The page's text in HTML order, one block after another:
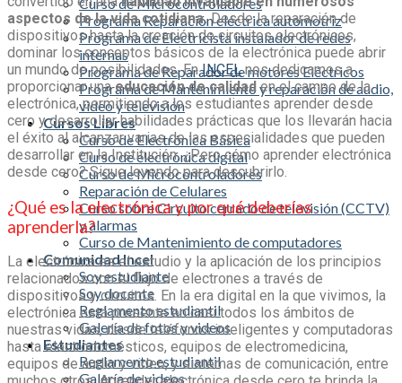
Programa Reparación eléctrica automotriz
Programa de Electricista instalador de redes
internas
Programa de Reparador de motores Eléctricos
Programa de Mantenimiento y reparación de audio,
video y televisión
Cursos Libres
Curso de Electrónica Básica
Curso de electrónica digital
Curso de Microcontroladores
Reparación de Celulares
Curso sobre Circuito cerrado de televisión (CCTV)
y alarmas
Curso de Mantenimiento de computadores
Comunidad Incel
Soy estudiante
Soy docente
Reglamento estudiantil
Galería de fotos y videos
Estudiantes
Reglamento estudiantil
Galería de videos
aspectos de la vida cotidiana.Desde la reparación de
dispositivos hasta la creación de circuitos electrónicos,
dominar los conceptos básicos de la electrónica puede abrir
un mundo de posibilidades. EnINCELnos dedicamos a
proporcionar unaeducación de calidaden el campo de la
electrónica, permitiendo a los estudiantes aprender desde
cero y desarrollar habilidades prácticas que los llevarán hacia
el éxito al alcanzar varias de las especialidades que pueden
desarrollar en la Institución. ¿Perocómo aprender electrónica
desde cero? Sigue leyendo para descubrirlo.
¿Qué es la electrónica y por qué deberías
aprenderla?
La electrónica es el estudio y la aplicación de los principios
relacionados con el flujo de electrones a través de
dispositivos y circuitos. En la era digital en la que vivimos, la
electrónica está presente en casi todos los ámbitos de
nuestras vidas, desde teléfonos inteligentes y computadoras
hasta electrodomésticos, equipos de electromedicina,
equipos de audio y video, y sistemas de comunicación, entre